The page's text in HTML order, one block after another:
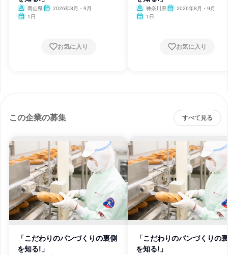
岡山県
2026年8月・9月
1日
お気に入り
神奈川県
2026年8月・9月
1日
お気に入り
この企業の募集 すべて見る
「こだわりのパンづくりの裏側
を知る!」
「こだわりのパンづくりの
を知る!」